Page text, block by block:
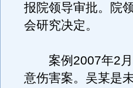
报院领导审批。院
会研究决定。
案例2007年2月
意伤害案。吴某是